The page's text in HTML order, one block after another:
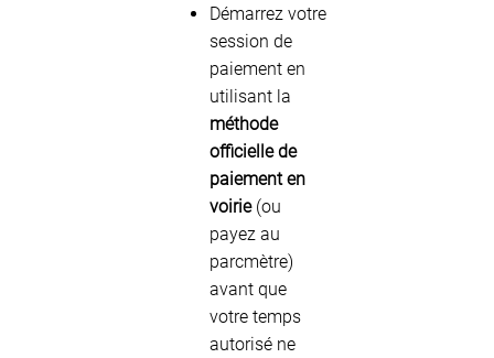
Démarrez votre
session de
paiement en
utilisant la
méthode
officielle de
paiement en
voirie(ou
payez au
parcmètre)
avant que
votre temps
autorisé ne